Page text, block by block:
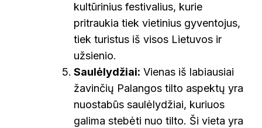
kultūrinius festivalius, kurie
pritraukia tiek vietinius gyventojus,
tiek turistus iš visos Lietuvos ir
užsienio.
Saulėlydžiai: Vienas iš labiausiai
žavinčių Palangos tilto aspektų yra
nuostabūs saulėlydžiai, kuriuos
galima stebėti nuo tilto. Ši vieta yra